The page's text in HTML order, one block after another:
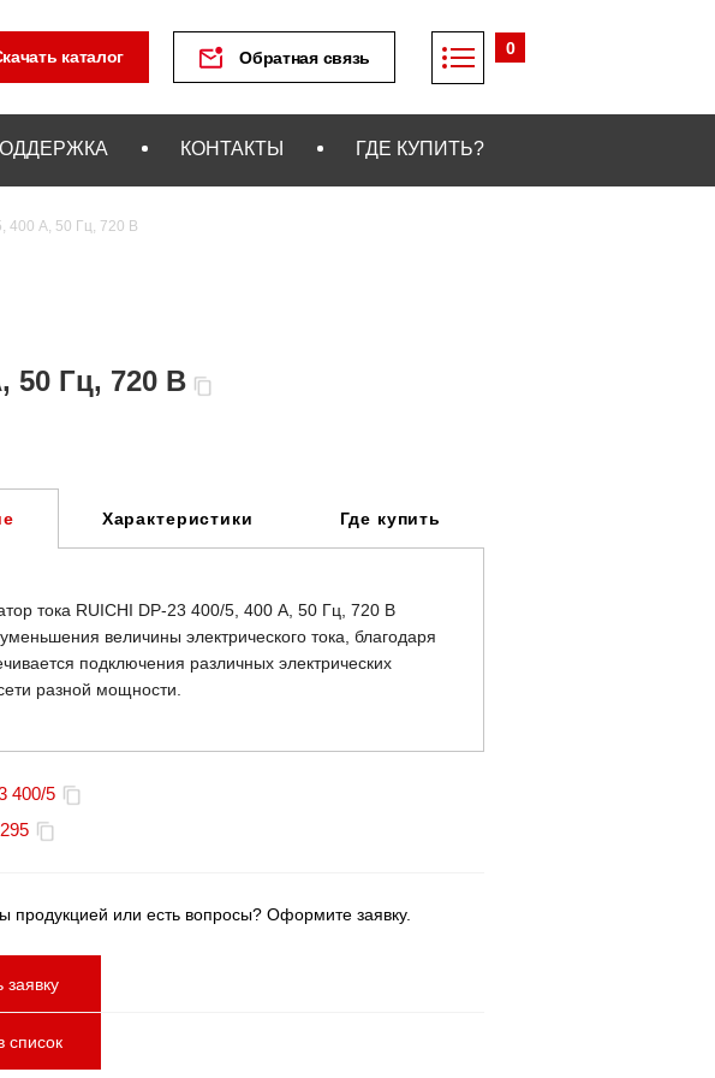
каталог Обратная связь 0
КОНТАКТЫ ГДЕ КУПИТЬ?
400 А, 50 Гц, 720 В
50 Гц, 720 В
Характеристики Где купить
тока RUICHI DP-23 400/5, 400 А, 50 Гц, 720 В
величины электрического тока, благодаря
подключения различных электрических
разной мощности.
400/5
продукцией или есть вопросы? Оформите заявку.
заявку
список